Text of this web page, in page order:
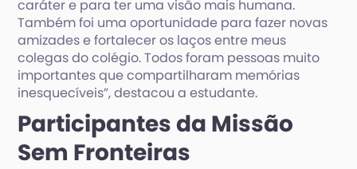
caráter e para ter uma visão mais humana.
Também foi uma oportunidade para fazer novas
amizades e fortalecer os laços entre meus
colegas do colégio. Todos foram pessoas muito
importantes que compartilharam memórias
inesquecíveis”, destacou a estudante.
Participantes da Missão
Sem Fronteiras